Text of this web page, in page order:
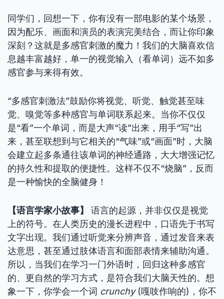
同学们，回想一下，你有没有一部电影的某个场景，
因为配乐、画面和演员的表演完美结合，而让你印象
深刻？这就是多感官刺激的魔力！我们的大脑喜欢信
息越丰富越好，单一的视觉输入（看单词）远不如多
感官参与来得有效。
“多感官刺激法”鼓励你将视觉、听觉、触觉甚至味
觉、嗅觉等多种感官与单词联系起来。当你不仅仅
是“看”一个单词，而是大声“读”出来，用手“写”出
来，甚至联想到与它相关的“气味”或“画面”时，大脑
会建立起多条通往该单词的神经通路，大大增强记忆
的持久性和提取的便捷性。这样不仅不“烧脑”，反而
是一种愉快的全脑健身！
【语言学家小故事】
语言的起源，并非仅仅是视觉
上的符号。在人类历史的漫长进程中，口语先于书写
文字出现。我们通过听觉来分辨声音，通过发音来表
达意思，甚至通过肢体语言和面部表情来辅助沟通。
所以，当我们在学习一门外语时，回归这种多感官
的、更自然的学习方式，是符合我们大脑天性的。想
象一下，你学会一个词 crunchy(嘎吱作响的)，你不